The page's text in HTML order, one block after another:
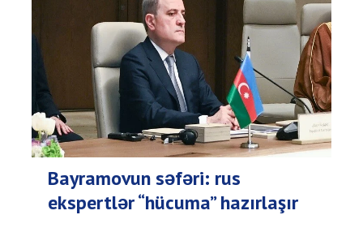
Bayramovun səfəri: rus
ekspertlər “hücuma” hazırlaşır